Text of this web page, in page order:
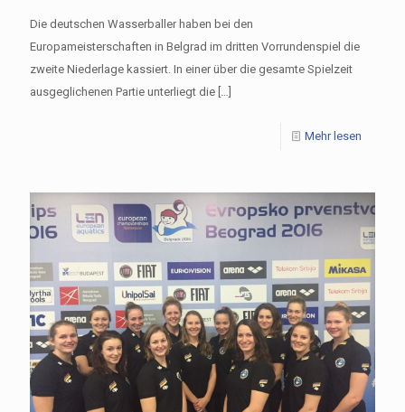
Die deutschen Wasserballer haben bei den
Europameisterschaften in Belgrad im dritten Vorrundenspiel die
zweite Niederlage kassiert. In einer über die gesamte Spielzeit
ausgeglichenen Partie unterliegt die […]
Mehr lesen